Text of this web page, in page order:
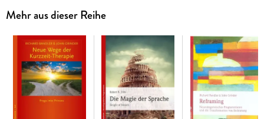
nur, der zu werden der er sein könnte, sondern darüber
hinaus, der zu werden, der er sein möchte. Dieses Buch
erschien erstmals 1993 und hat sich seither zum Klassiker auf
dem Gebiet der NLP-Literatur entwickelt. Die Potenziale, die
die NLP-Begründer und NLP-Praktiker der ersten Generation
gesammelt und entwickelt haben, stellt es in einer
systematischen und leicht lernbaren Form dar.
Mehr aus dieser Reihe